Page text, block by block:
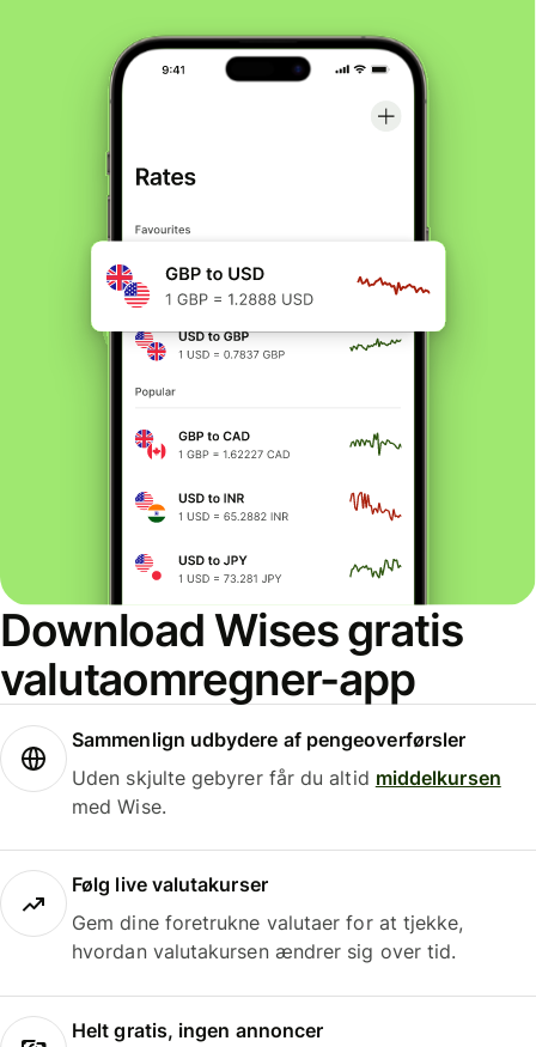
Download Wises gratis
valutaomregner-app
Sammenlign udbydere af pengeoverførsler
Uden skjulte gebyrer får du altid middelkursen
med Wise.
Følg live valutakurser
Gem dine foretrukne valutaer for at tjekke,
hvordan valutakursen ændrer sig over tid.
Helt gratis, ingen annoncer